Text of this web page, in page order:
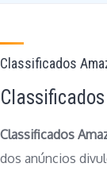
Classificados
Classificados
dos anúncios